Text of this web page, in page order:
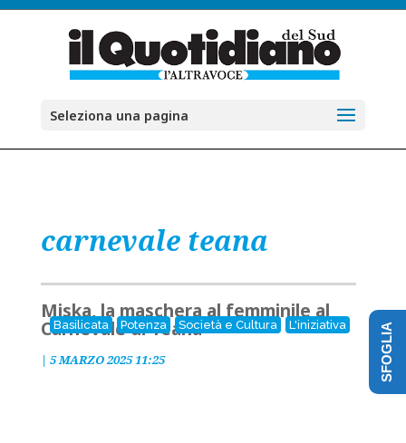
Seleziona una pagina
carnevale teana
Basilicata Potenza Società e Cultura L'iniziativa
Miska, la maschera al femminile al
Carnevale di Teana
| 5 MARZO 2025 11:25 SFOGLIA